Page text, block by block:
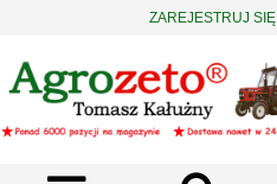
ZAREJESTRUJ SIĘ